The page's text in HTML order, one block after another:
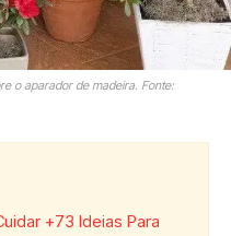
o aparador de madeira. Fonte:
+73 Ideias Para